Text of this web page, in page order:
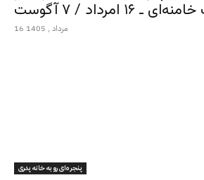
ـ ۱۶ امرداد / ۷ آگوست
16 مرداد , 1405
پنجره‌ای رو به خانه پدری